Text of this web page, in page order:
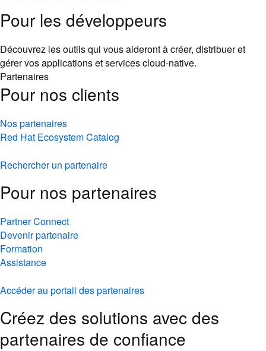
Pour les développeurs
Découvrez les outils qui vous aideront à créer, distribuer et
gérer vos applications et services cloud-native.
Partenaires
Pour nos clients
Nos partenaires
Red Hat Ecosystem Catalog
Rechercher un partenaire
Pour nos partenaires
Partner Connect
Devenir partenaire
Formation
Assistance
Accéder au portail des partenaires
Créez des solutions avec des
partenaires de confiance